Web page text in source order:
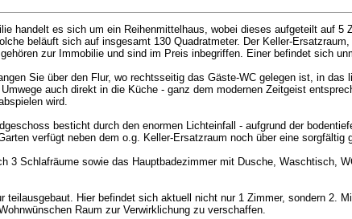
handelt es sich um ein Reihenmittelhaus, wobei dieses aufgeteilt auf
beläuft sich auf insgesamt 130 Quadratmeter. Der Keller-
zur Immobilie und sind im Preis inbegriffen. Einer befindet sich
Sie über den Flur, wo rechtsseitig das Gäste-WC gelegen ist, in
auch direkt in die Küche - ganz dem modernen Zeitgeist
wird.
besticht durch den enormen Lichteinfall - aufgrund der
verfügt neben dem o.g. Keller-Ersatzraum noch über eine sorgfältig
3 Schlafräume sowie das Hauptbadezimmer mit Dusche, Waschtisch,
teilausgebaut. Hier befindet sich aktuell nicht nur 1 Zimmer, sondern 2.
Raum zur Verwirklichung zu verschaffen.